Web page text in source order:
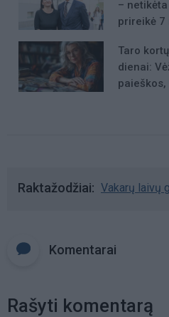
–
prireikė 7
Taro
dienai:
paieškos,
Raktažodžiai Vakarų laivų
Komentarai
Rašyti komentarą